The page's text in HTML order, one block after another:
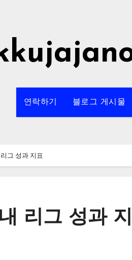
연락하기 블로그 게시물
그 성과 지표
리그 성과